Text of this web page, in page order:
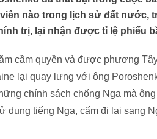
nào trong lịch sử đất nước,
trị, lại nhận được tỉ lệ phiếu
cầm quyền và được phương
lại quay lưng với ông
chính sách chống Nga mà
dụng tiếng Nga, cấm đi lại sang